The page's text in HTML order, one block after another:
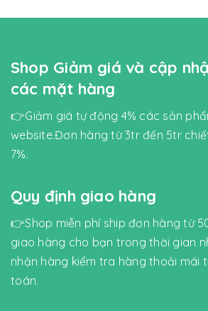
Shop Giảm giá và cập
các mặt hàng
👉Giảm giá tự động 4% các sản
website.Đơn hàng từ 3tr đến 5tr
7%.
Quy định giao hàng
👉Shop miễn phí ship đơn hàng từ
giao hàng cho bạn trong thời gian
nhận hàng kiểm tra hàng thoải mái
toán.